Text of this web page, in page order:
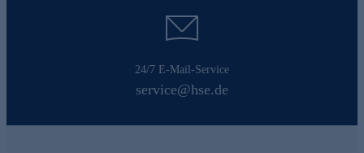
24/7 E-Mail-Service
service@hse.de